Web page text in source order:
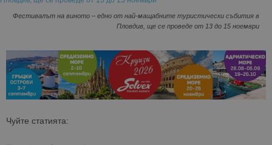
Фестивалът на виното – едно от най-мащабните туристически събития в
Пловдив, ще се проведе от 13 до 15 ноември
Чуйте статията: